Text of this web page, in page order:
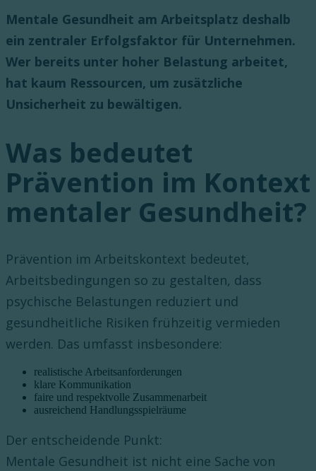
Mentale Gesundheit am Arbeitsplatz deshalb
ein zentraler Erfolgsfaktor für Unternehmen.
Wer bereits unter hoher Belastung arbeitet,
hat kaum Ressourcen, um zusätzliche
Unsicherheit zu bewältigen.
Was bedeutet
Prävention im Kontext
mentaler Gesundheit?
Prävention im Arbeitskontext bedeutet,
Arbeitsbedingungen so zu gestalten, dass
psychische Belastungen reduziert und
gesundheitliche Risiken frühzeitig vermieden
werden. Das umfasst insbesondere:
realistische Arbeitsanforderungen
klare Kommunikation
faire und respektvolle Zusammenarbeit
ausreichend Handlungsspielräume
Der entscheidende Punkt:
Mentale Gesundheit ist nicht eine Sache von